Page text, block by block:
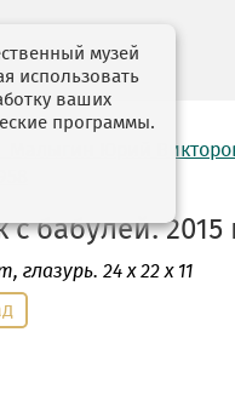
Малыгин Юрий
с бабулей. 2015
, глазурь. 24 х 22 х 11
музей
использовать
ваших
программы.